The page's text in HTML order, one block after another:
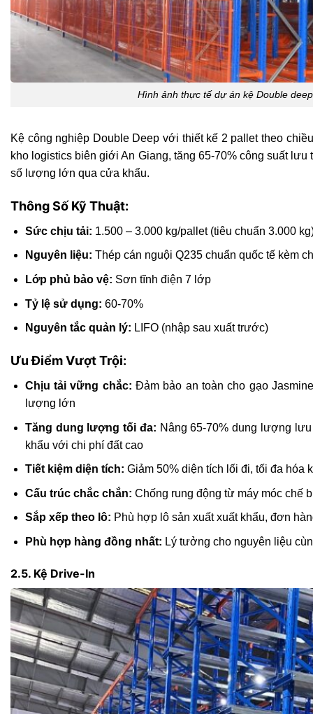
Hình ảnh thực tế dự án kệ Double
Kệ công nghiệp Double Deep với thiết kế 2 pallet theo
kho logistics biên giới An Giang, tăng 65-70% công suất
số lượng lớn qua cửa khẩu.
Thông Số Kỹ Thuật:
Sức chịu tải: 1.500 – 3.000 kg/pallet (tiêu chuẩn 3.000
Nguyên liệu: Thép cán nguội Q235 chuẩn quốc tế kèm
Lớp phủ bảo vệ: Sơn tĩnh điện 7 lớp
Tỷ lệ sử dụng: 60-70%
Nguyên tắc quản lý: LIFO (nhập sau xuất trước)
Ưu Điểm Vượt Trội:
Chịu tải vững chắc: Đảm bảo an toàn cho gạo
lượng lớn
Tăng dung lượng tối đa: Nâng 65-70% dung lượng
khẩu với chi phí đất cao
Tiết kiệm diện tích: Giảm 50% diện tích lối đi, tối đa hóa
Cấu trúc chắc chắn: Chống rung động từ máy móc chế
Sắp xếp theo lô: Phù hợp lô sản xuất xuất khẩu, đơn
Phù hợp hàng đồng nhất: Lý tưởng cho nguyên liệu
2.5. Kệ Drive-In